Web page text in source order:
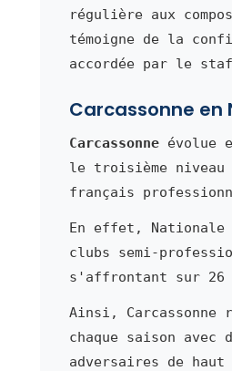
régulière aux
témoigne de la
accordée par le
Carcassonne en
Carcassonneévolue
le troisième niveau
français
En effet, Nationale
clubs semi-
s'affrontant sur 26
Ainsi, Carcassonne
chaque saison avec
adversaires de haut